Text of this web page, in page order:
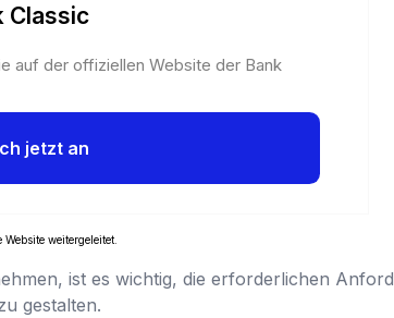
Classic
auf der offiziellen Website der Bank
jetzt an
weitergeleitet.
ist es wichtig, die erforderlichen
gestalten.